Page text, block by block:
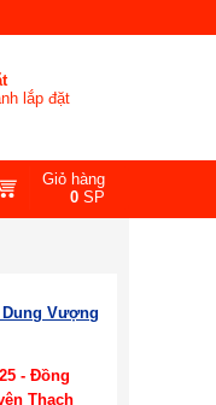
lắp đặt
Giỏ hàng
0 SP
Vượng
- Đồng
Thạch